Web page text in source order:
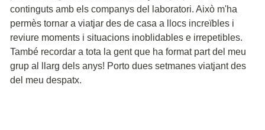
continguts amb els companys del laboratori. Això m'ha
permès tornar a viatjar des de casa a llocs increïbles i
reviure moments i situacions inoblidables e irrepetibles.
També recordar a tota la gent que ha format part del meu
grup al llarg dels anys! Porto dues setmanes viatjant des
del meu despatx.